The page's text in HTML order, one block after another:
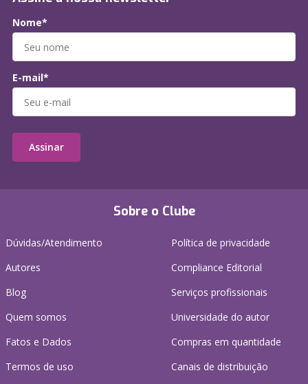
Sobre o Clube
Dúvidas/Atendimento
Autores
Blog
Quem somos
Fatos e Dados
Termos de uso
Política de privacidade
Compliance Editorial
Serviços profissionais
Universidade do autor
Compras em quantidade
Canais de distribuição
Nome*
E-mail*
Assinar